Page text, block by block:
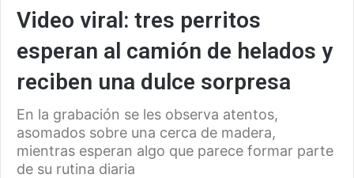
Video viral: tres perritos
esperan al camión de helados y
reciben una dulce sorpresa
En la grabación se les observa atentos,
asomados sobre una cerca de madera,
mientras esperan algo que parece formar parte
de su rutina diaria